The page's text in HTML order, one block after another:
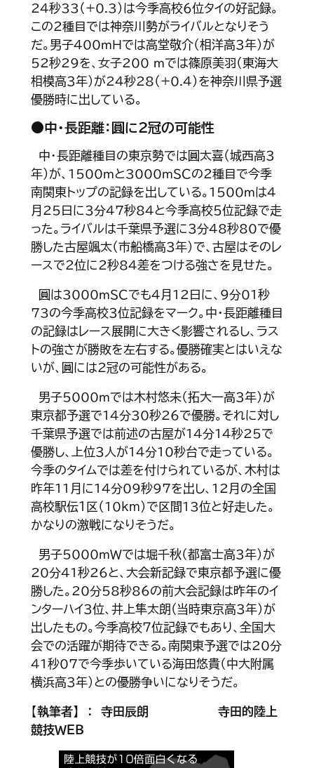
24秒33（+0.3）は今季高校６位タイの好記録。
この２種目では神奈川勢がライバルとなりそう
だ。男子400ｍＨでは高堂敬介（相洋高３年）が
52秒29を、女子200 ｍでは篠原美羽（東海大
相模高３年）が24秒28（+0.4）を神奈川県予選
優勝時に出している。
●中・長距離：圓に２冠の可能性
中・長距離種目の東京勢では圓太喜（城西高３
年）が、1500ｍと3000ｍＳＣの２種目で今季
南関東トップの記録を出している。1500ｍは４
月25日に３分47秒84と今季高校５位記録で走
った。ライバルは千葉県予選に３分48秒80で優
勝した古屋颯太（市船橋高３年）で、古屋はそのレ
ースで２位に２秒84差をつける強さを見せた。
圓は3000ｍＳＣでも４月12日に、９分01秒
73の今季高校３位記録をマーク。中・長距離種目
の記録はレース展開に大きく影響されるし、ラス
トの強さが勝敗を左右する。優勝確実とはいえな
いが、圓には２冠の可能性がある。
男子5000ｍでは木村悠未（拓大一高３年）が
東京都予選で14分30秒26で優勝。それに対し
千葉県予選では前述の古屋が14分14秒25で
優勝し、上位３人が14分10秒台で走っている。
今季のタイムでは差を付けられているが、木村は
昨年11月に14分09秒97を出し、12月の全国
高校駅伝１区（10km）で区間13位と好走した。
かなりの激戦になりそうだ。
男子5000ｍＷでは堀千秋（都富士高３年）が
20分41秒26と、大会新記録で東京都予選に優
勝した。20分58秒86の前大会記録は昨年のイ
ンターハイ３位、井上隼太朗(当時東京高３年）が
出したもの。今季高校７位記録でもあり、全国大
会での活躍が期待できる。南関東予選では20分
41秒07で今季歩いている海田悠貴（中大附属
横浜高３年）との優勝争いになりそうだ。
【執筆者】 ： 寺田辰朗
寺田的陸上
競技ＷＥＢ